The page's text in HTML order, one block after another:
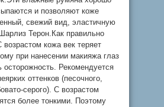
и позволяют коже
свежий вид, эластичную
Терон.Как правильно
возрастом кожа век теряет
при нанесении макияжа глаз
осторожность. Рекомендуется
оттенков (песочного,
серого). С возрастом
более тонкими. Поэтому